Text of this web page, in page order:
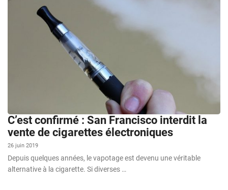
C’est confirmé : San Francisco interdit la
vente de cigarettes électroniques
26 juin 2019
Depuis quelques années, le vapotage est devenu une véritable
alternative à la cigarette. Si diverses …